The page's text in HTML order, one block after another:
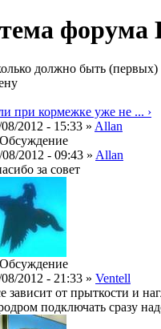
должно быть
при кормежке уже не ... ›
08/2012 - 15:33 » Allan
08/2012 - 09:43 » Allan
за совет
08/2012 - 21:33 » Ventell
зависит от прыткости и
подключать сразу